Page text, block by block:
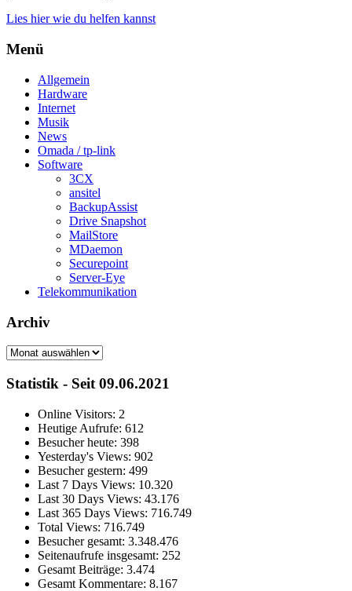
Lies hier wie du helfen kannst
Menü
Allgemein
Hardware
Internet
Musik
News
Omada / tp-link
Software
3CX
ansitel
BackupAssist
Drive Snapshot
MailStore
MDaemon
Securepoint
Server-Eye
Telekommunikation
Archiv
Archiv
Statistik - Seit 09.06.2021
Online Visitors: 2
Heutige Aufrufe: 612
Besucher heute: 398
Yesterday's Views: 902
Besucher gestern: 499
Last 7 Days Views: 10.320
Last 30 Days Views: 43.176
Last 365 Days Views: 716.749
Total Views: 716.749
Besucher gesamt: 3.348.476
Seitenaufrufe insgesamt: 252
Gesamt Beiträge: 3.474
Gesamt Kommentare: 8.167